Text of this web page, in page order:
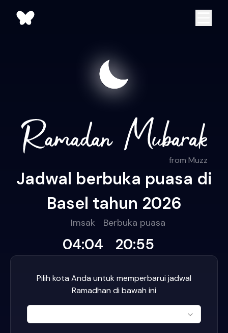
from Muzz
Jadwal berbuka puasa di
Basel tahun 2026
Imsak
04:04
Berbuka puasa
20:55
Pilih kota Anda untuk memperbarui jadwal
Ramadhan di bawah ini